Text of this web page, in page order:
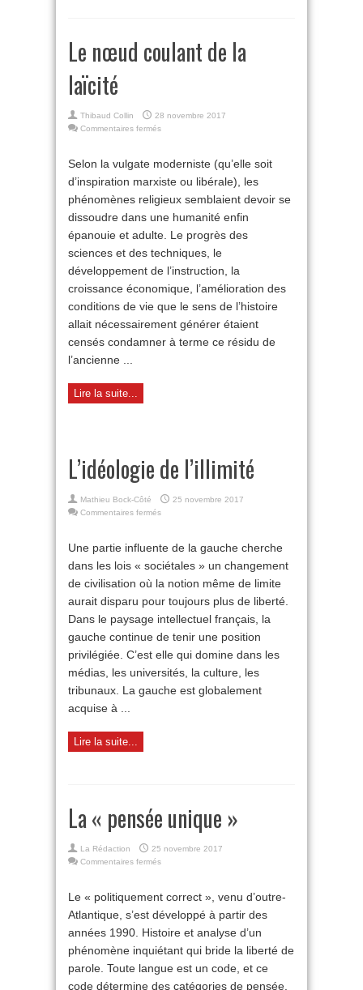
Le nœud coulant de la
laïcité
Thibaud Collin
28 novembre 2017
Commentaires ferméssur
coulant
de
laïcité
Selon la vulgate moderniste (qu’elle soit
d’inspiration marxiste ou libérale), les
phénomènes religieux semblaient devoir se
dissoudre dans une humanité enfin
épanouie et adulte. Le progrès des
sciences et des techniques, le
développement de l’instruction, la
croissance économique, l’amélioration des
conditions de vie que le sens de l’histoire
allait nécessairement générer étaient
censés condamner à terme ce résidu de
l’ancienne ...
Lire la suite...
L’idéologie de l’illimité
Mathieu Bock-Côté
25 novembre 2017
Commentaires ferméssur
l’illimité
Une partie influente de la gauche cherche
dans les lois « sociétales » un changement
de civilisation où la notion même de limite
aurait disparu pour toujours plus de liberté.
Dans le paysage intellectuel français, la
gauche continue de tenir une position
privilégiée. C’est elle qui domine dans les
médias, les universités, la culture, les
tribunaux. La gauche est globalement
acquise à ...
Lire la suite...
La « pensée unique »
La Rédaction
25 novembre 2017
Commentaires ferméssur
pensée
unique
Le « politiquement correct », venu d’outre-
Atlantique, s’est développé à partir des
années 1990. Histoire et analyse d’un
phénomène inquiétant qui bride la liberté de
parole. Toute langue est un code, et ce
code détermine des catégories de pensée.